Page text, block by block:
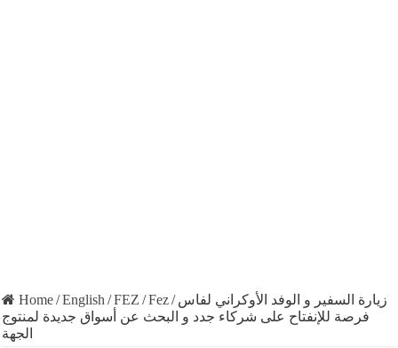
Home/English /FEZ /Fez/ زيارة السفير و الوفد الأوكراني لفاس
فرصة للإنفتاح على شركاء جدد و البحث عن أسواق جديدة لمنتوج
الجهة